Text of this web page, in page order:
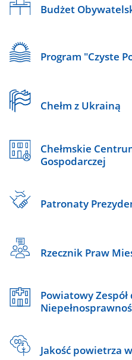
Budżet
Program "Czyste
Chełm z Ukrainą
Chełmskie
Gospodarczej
Patronaty
Rzecznik Praw
Powiatowy
Jakość powietrza